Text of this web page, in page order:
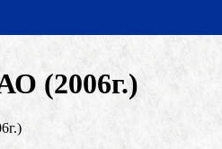
(2006г.)